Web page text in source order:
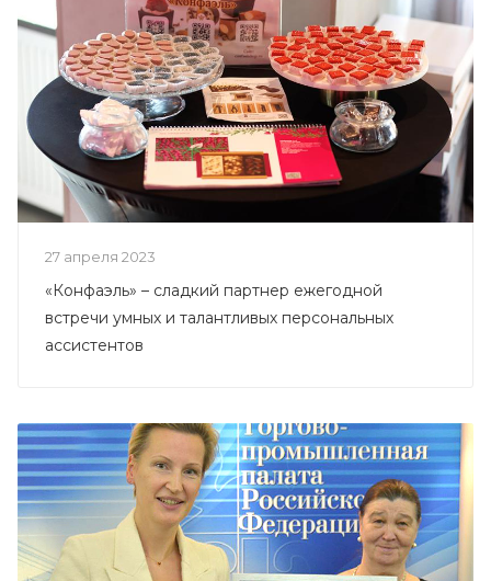
27 апреля 2023
«Конфаэль» – сладкий партнер ежегодной
встречи умных и талантливых персональных
ассистентов